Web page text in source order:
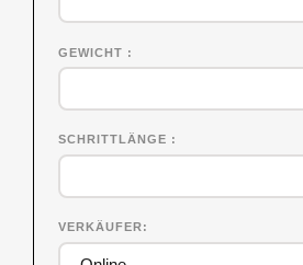
GEWICHT
SCHRITTLÄNGE
VERKÄUFER